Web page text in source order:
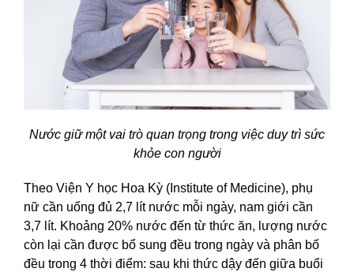
Nước giữ một vai trò quan trọng trong việc duy trì sức
khỏe con người
Theo Viện Y học Hoa Kỳ (Institute of Medicine), phụ
nữ cần uống đủ 2,7 lít nước mỗi ngày, nam giới cần
3,7 lít. Khoảng 20% nước đến từ thức ăn, lượng nước
còn lại cần được bổ sung đều trong ngày và phân bố
đều trong 4 thời điểm: sau khi thức dậy đến giữa buổi